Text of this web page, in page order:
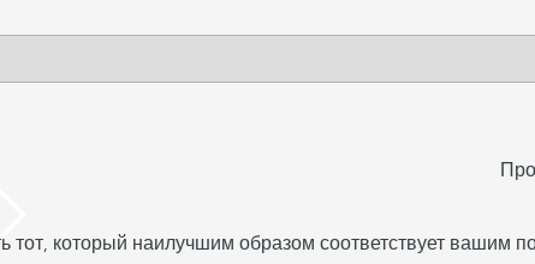
тот, который наилучшим образом соответствует вашим